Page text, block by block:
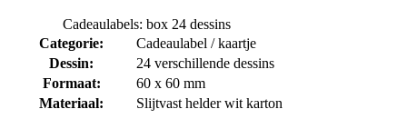
Cadeaulabels: box 24 dessins
Categorie:
Cadeaulabel / kaartje
Dessin:
24 verschillende dessins
Formaat:
60 x 60 mm
Materiaal:
Slijtvast helder wit karton